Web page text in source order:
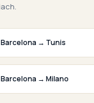
Barcelona → Tunis
Barcelona → Milano